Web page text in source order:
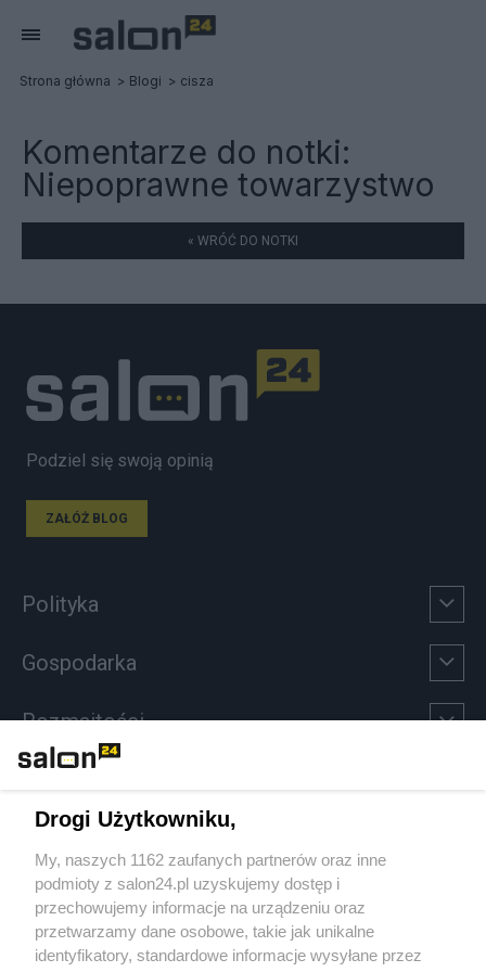
Strona główna Blogi cisza
Komentarze do notki:
Niepoprawne towarzystwo
« WRÓĆ DO NOTKI
Podziel się swoją opinią
ZAŁÓŻ BLOG
Polityka
Gospodarka
Rozmaitości
Sport
Społeczeństwo
Kultura
Drogi Użytkowniku,
My, naszych 1162 zaufanych partnerów oraz inne
podmioty z salon24.pl uzyskujemy dostęp i
przechowujemy informacje na urządzeniu oraz
przetwarzamy dane osobowe, takie jak unikalne
identyfikatory, standardowe informacje wysyłane przez